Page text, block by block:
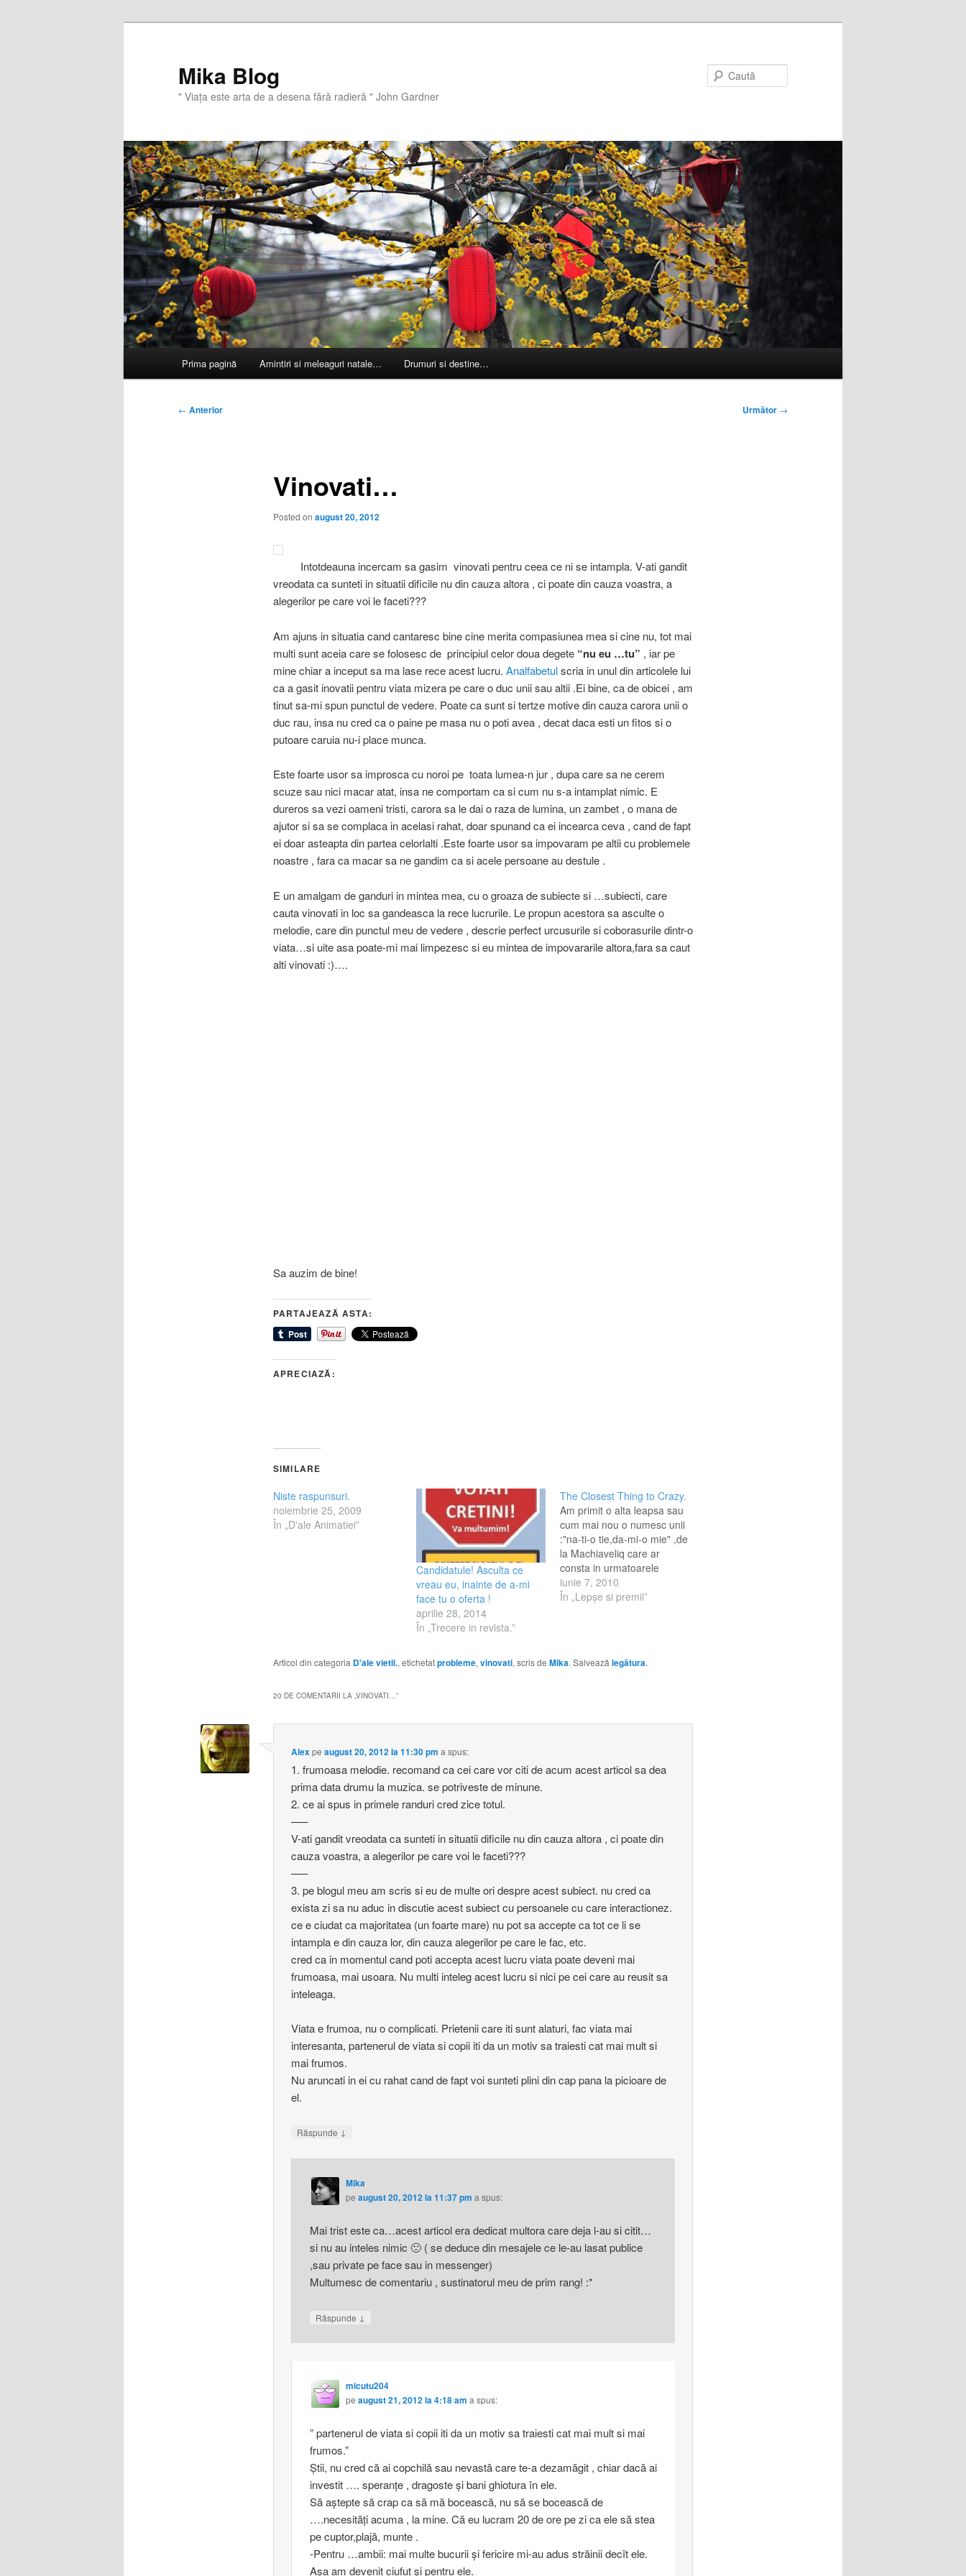
Mika Blog
" Viaţa este arta de a desena fără radieră " John Gardner
Prima pagină Amintiri si meleaguri natale… Drumuri si destine…
Navigare
← Anterior Următor →
Vinovati…
Posted on august 20, 2012
Intotdeauna incercam sa gasim vinovati pentru ceea ce ni se intampla. V-ati gandit
vreodata ca sunteti in situatii dificile nu din cauza altora , ci poate din cauza voastra, a
alegerilor pe care voi le faceti???
Am ajuns in situatia cand cantaresc bine cine merita compasiunea mea si cine nu, tot mai
multi sunt aceia care se folosesc de principiul celor doua degete “nu eu …tu” , iar pe
mine chiar a inceput sa ma lase rece acest lucru. Analfabetulscria in unul din articolele lui
ca a gasit inovatii pentru viata mizera pe care o duc unii sau altii .Ei bine, ca de obicei , am
tinut sa-mi spun punctul de vedere. Poate ca sunt si tertze motive din cauza carora unii o
duc rau, insa nu cred ca o paine pe masa nu o poti avea , decat daca esti un fitos si o
putoare caruia nu-i place munca.
Este foarte usor sa improsca cu noroi pe toata lumea-n jur , dupa care sa ne cerem
scuze sau nici macar atat, insa ne comportam ca si cum nu s-a intamplat nimic. E
dureros sa vezi oameni tristi, carora sa le dai o raza de lumina, un zambet , o mana de
ajutor si sa se complaca in acelasi rahat, doar spunand ca ei incearca ceva , cand de fapt
ei doar asteapta din partea celorlalti .Este foarte usor sa impovaram pe altii cu problemele
noastre , fara ca macar sa ne gandim ca si acele persoane au destule .
E un amalgam de ganduri in mintea mea, cu o groaza de subiecte si …subiecti, care
cauta vinovati in loc sa gandeasca la rece lucrurile. Le propun acestora sa asculte o
melodie, care din punctul meu de vedere , descrie perfect urcusurile si coborasurile dintr-o
viata…si uite asa poate-mi mai limpezesc si eu mintea de impovararile altora,fara sa caut
alti vinovati :)….
Sa auzim de bine!
PARTAJEAZĂ ASTA:
APRECIAZĂ:
SIMILARE
Niste raspunsuri.
noiembrie 25, 2009
În „D'ale Animatiei”
Candidatule! Asculta ce
vreau eu, inainte de a-mi
face tu o oferta !
aprilie 28, 2014
În „Trecere in revista.”
The Closest Thing to Crazy.
Am primit o alta leapsa sau
cum mai nou o numesc unii
:"na-ti-o tie,da-mi-o mie" ,de
la Machiaveliq care ar
consta in urmatoarele
intrebari: 1. Cât de des te
enervezi? RAR, dar si cand
iunie 7, 2010
În „Lepşe si premii”
Articol din categoria D'ale vietii., etichetatprobleme, vinovati, scris de Mika. Salvează legătura.
20 DE COMENTARII LA „VINOVATI…”
Alexpeaugust 20, 2012 la 11:30 pm a spus:
1. frumoasa melodie. recomand ca cei care vor citi de acum acest articol sa dea
prima data drumu la muzica. se potriveste de minune.
2. ce ai spus in primele randuri cred zice totul.
—–
V-ati gandit vreodata ca sunteti in situatii dificile nu din cauza altora , ci poate din
cauza voastra, a alegerilor pe care voi le faceti???
—–
3. pe blogul meu am scris si eu de multe ori despre acest subiect. nu cred ca
exista zi sa nu aduc in discutie acest subiect cu persoanele cu care interactionez.
ce e ciudat ca majoritatea (un foarte mare) nu pot sa accepte ca tot ce li se
intampla e din cauza lor, din cauza alegerilor pe care le fac, etc.
cred ca in momentul cand poti accepta acest lucru viata poate deveni mai
frumoasa, mai usoara. Nu multi inteleg acest lucru si nici pe cei care au reusit sa
inteleaga.
Viata e frumoa, nu o complicati. Prietenii care iti sunt alaturi, fac viata mai
interesanta, partenerul de viata si copii iti da un motiv sa traiesti cat mai mult si
mai frumos.
Nu aruncati in ei cu rahat cand de fapt voi sunteti plini din cap pana la picioare de
el.
Răspunde ↓
Mika
pe august 20, 2012 la 11:37 pm a spus:
Mai trist este ca…acest articol era dedicat multora care deja l-au si citit…
si nu au inteles nimic 🙁 ( se deduce din mesajele ce le-au lasat publice
,sau private pe face sau in messenger)
Multumesc de comentariu , sustinatorul meu de prim rang! :*
Răspunde ↓
micutu204
pe august 21, 2012 la 4:18 am a spus:
” partenerul de viata si copii iti da un motiv sa traiesti cat mai mult si mai
frumos.”
Ştii, nu cred că ai copchilă sau nevastă care te-a dezamăgit , chiar dacă ai
investit …. speranţe , dragoste şi bani ghiotura în ele.
Să aştepte să crap ca să mă bocească, nu să se bocească de
….necesităţi acuma , la mine. Că eu lucram 20 de ore pe zi ca ele să stea
pe cuptor,plajă, munte .
-Pentru …ambii: mai multe bucurii şi fericire mi-au adus străinii decît ele.
Aşa am devenit ciufut şi pentru ele.